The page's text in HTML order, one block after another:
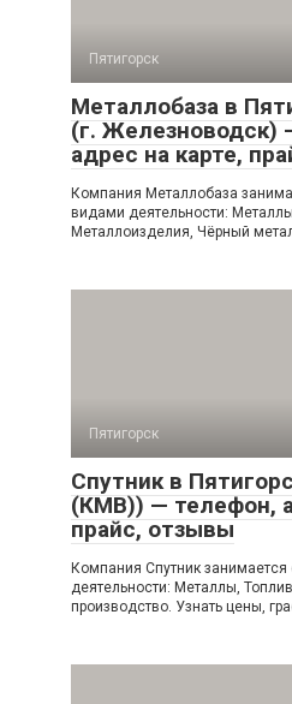
Пятигорск
Металлобаза в
(г. Железноводск)
адрес на карте,
Компания Металлобаза
видами деятельности:
Металлоизделия, Чёрный
Пятигорск
Спутник в
(КМВ)) — телефон,
прайс, отзывы
Компания Спутник
деятельности: Металлы,
производство. Узнать цены,